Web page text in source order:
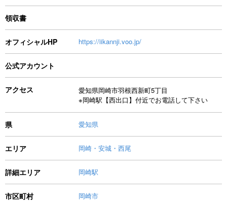
領収書
オフィシャルHP https://iikannji.voo.jp/
公式アカウント
アクセス
愛知県岡崎市羽根西新町5丁目
※岡崎駅【西出口】付近でお電話して下さい
県 愛知県
エリア 岡崎・安城・西尾
詳細エリア 岡崎駅
市区町村 岡崎市